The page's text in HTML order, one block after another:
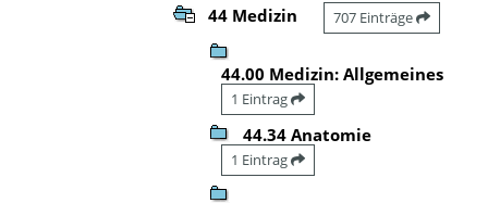
44 Medizin 707 Einträge
44.00 Medizin: Allgemeines
1 Eintrag
44.34 Anatomie
1 Eintrag